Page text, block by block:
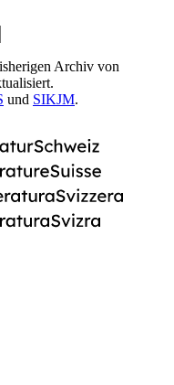
Archiv von
und SIKJM.